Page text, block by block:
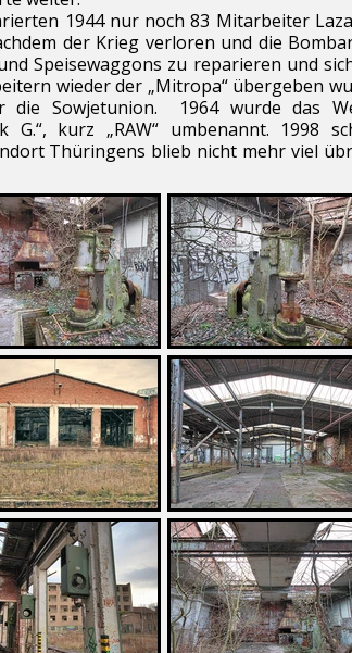
1944 nur noch 83 Mitarbeiter
der Krieg verloren und die
Speisewaggons zu reparieren und
wieder der „Mitropa“ übergeben
die Sowjetunion. 1964 wurde das
G.“, kurz „RAW“ umbenannt.
Thüringens blieb nicht mehr viel